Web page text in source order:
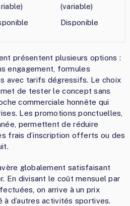
(variable)
Disponible
présentent plusieurs options :
engagement, formules
avec tarifs dégressifs. Le choix
de tester le concept sans
commerciale honnête qui
Les promotions ponctuelles,
permettent de réduire
frais d’inscription offerts ou des
globalement satisfaisant
En divisant le coût mensuel par
on arrive à un prix
à d’autres activités sportives.